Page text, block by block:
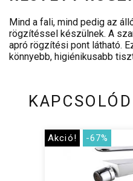
Mind a fali, mind pedig az
rögzítéssel készülnek. A
apró rögzítési pont látható.
könnyebb, higiénikusabb
Akció! -67%